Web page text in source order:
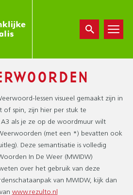
lessen visueel gemaakt zijn in
of spin, zijn hier per stuk te
als je ze op de woordmuur wilt
(met een *) bevatten ook
Deze semantisatie is volledig
In De Weer (MWIDW)
over het gebruik van deze
van MWIDW, kijk dan
www.rezulto.nl